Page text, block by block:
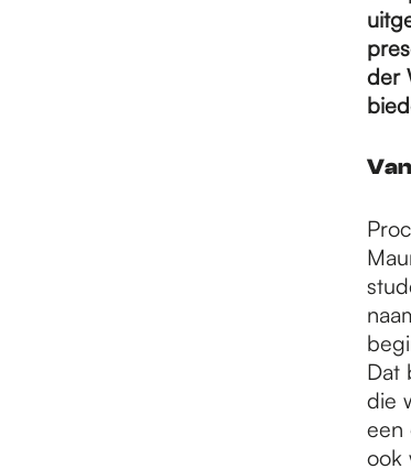
der
Dat
die
een
ook